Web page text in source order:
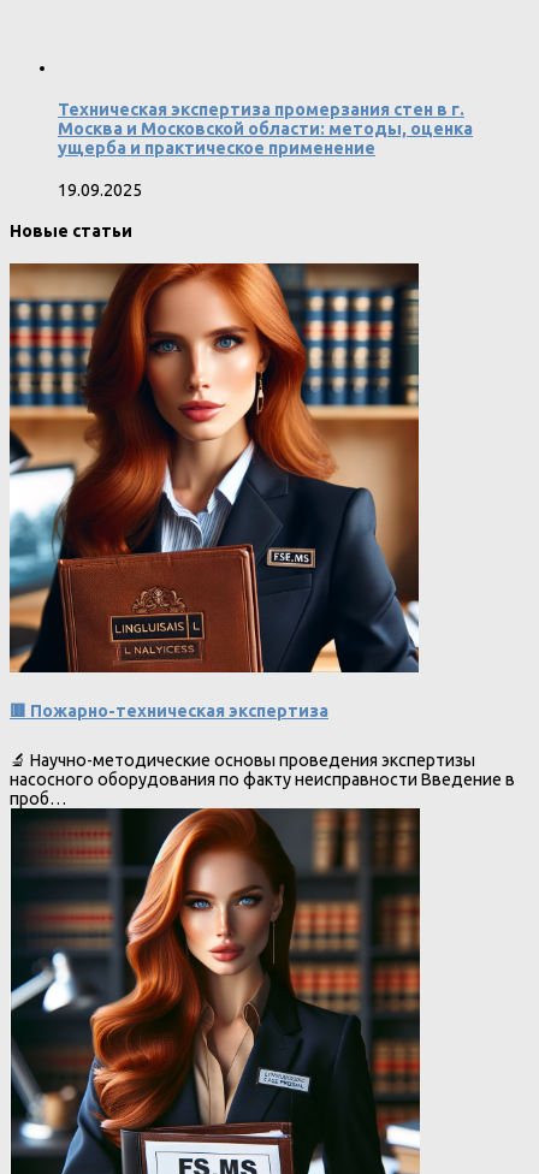
Техническая экспертиза промерзания стен в г.
Москва и Московской области: методы, оценка
ущерба и практическое применение
19.09.2025
Новые статьи
🟥 Пожарно-техническая экспертиза
🔬 Научно-методические основы проведения экспертизы
насосного оборудования по факту неисправности Введение в
проб…